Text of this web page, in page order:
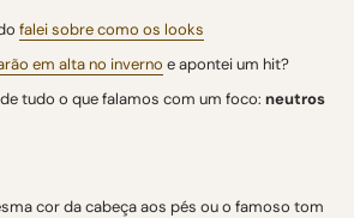
falei sobre como os looks
em alta no inverno e apontei um hit?
tudo o que falamos com um foco: neutros
cor da cabeça aos pés ou o famoso tom